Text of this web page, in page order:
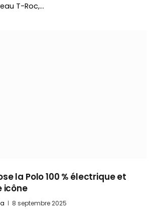
T-Roc,…
la Polo 100 % électrique et
icône
8 septembre 2025